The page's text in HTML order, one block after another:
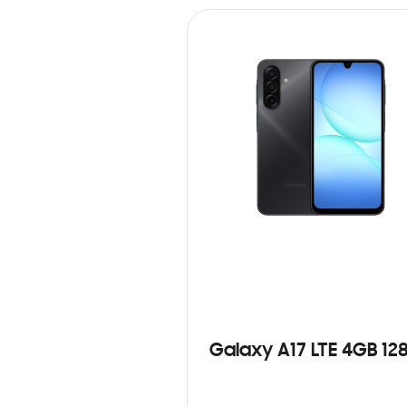
Galaxy A17 LTE 4GB